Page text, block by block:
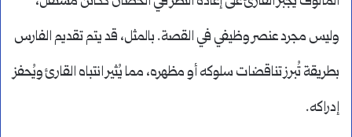
وليس مجرد عنصر وظيفي في القصة. بالمثل، قد يتم تقديم الفارس
بطريقة تُبرز تناقضات سلوكه أو مظهره، مما يُثير انتباه القارئ ويُحفز
إدراكه.